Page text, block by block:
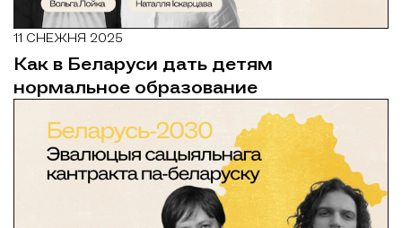
11 СНЕЖНЯ 2025
Как в Беларуси дать детям
нормальное образование